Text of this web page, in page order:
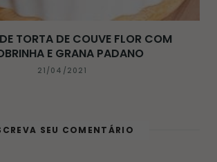
TORTA DE COUVE FLOR COM
E GRANA PADANO
21/04/2021
SEU COMENTÁRIO